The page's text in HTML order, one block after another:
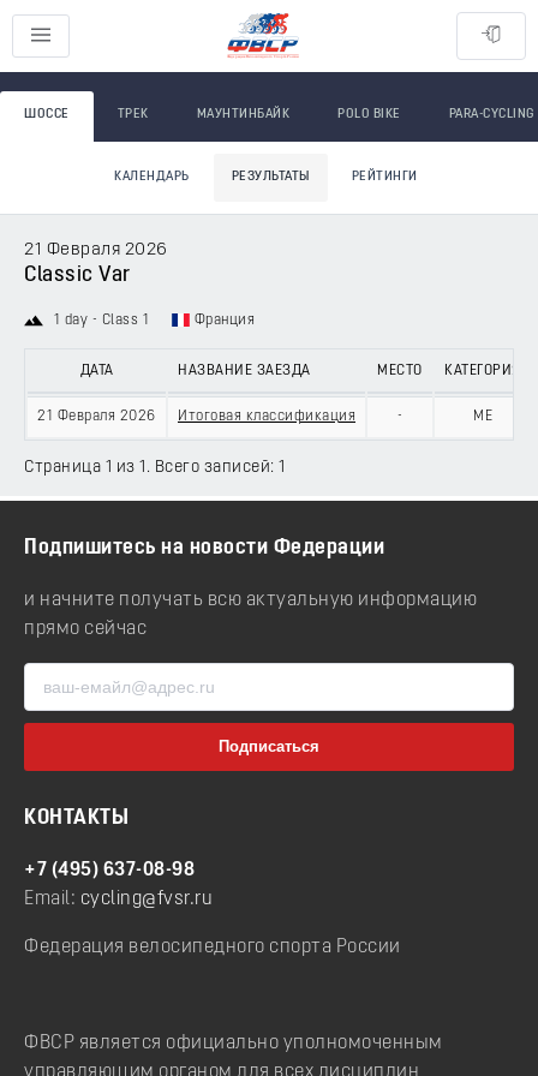
ШОССЕ ТРЕК МАУНТИНБАЙК POLO BIKE PARA-CYCLING
КАЛЕНДАРЬ РЕЗУЛЬТАТЫ РЕЙТИНГИ
21 Февраля 2026
Classic Var
1 day - Class 1 Франция
ДАТА НАЗВАНИЕ ЗАЕЗДА МЕСТО КАТЕГОРИЯ
21 Февраля 2026 Итоговая классификация - ME
Страница 1 из 1. Всего записей: 1
Подпишитесь на новости Федерации
и начните получать всю актуальную информацию
прямо сейчас
КОНТАКТЫ
+7 (495) 637-08-98
Email: cycling@fvsr.ru
Федерация велосипедного спорта России
ФВСР является официально уполномоченным